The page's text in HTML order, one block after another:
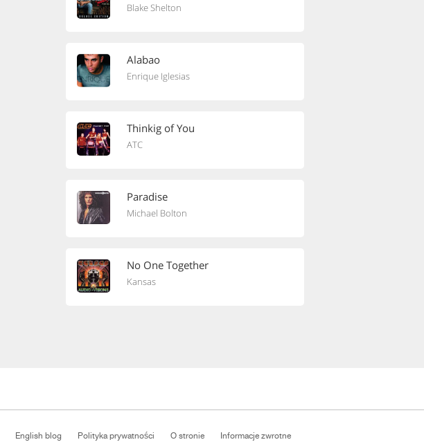
Blake Shelton
Alabao
Enrique Iglesias
Thinkig of You
ATC
Paradise
Michael Bolton
No One Together
Kansas
English blog Polityka prywatności O stronie Informacje zwrotne